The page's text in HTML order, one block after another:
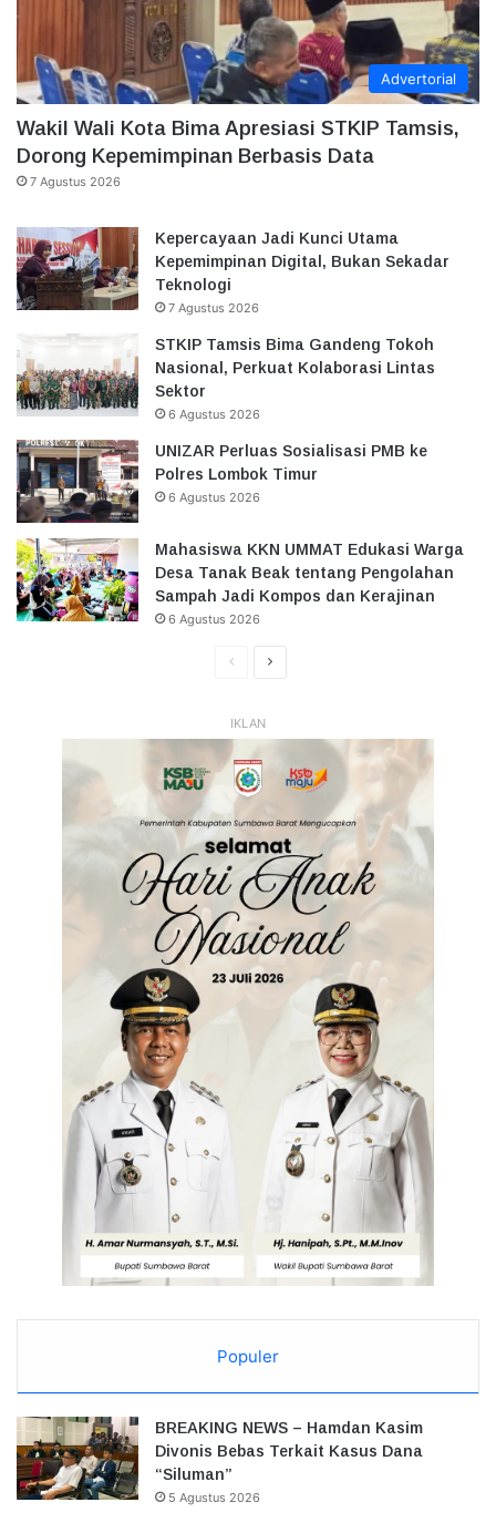
Advertorial
Wakil Wali Kota Bima Apresiasi STKIP Tamsis,
Dorong Kepemimpinan Berbasis Data
7 Agustus 2026
Kepercayaan Jadi Kunci Utama
Kepemimpinan Digital, Bukan Sekadar
Teknologi
7 Agustus 2026
STKIP Tamsis Bima Gandeng Tokoh
Nasional, Perkuat Kolaborasi Lintas
Sektor
6 Agustus 2026
UNIZAR Perluas Sosialisasi PMB ke
Polres Lombok Timur
6 Agustus 2026
Mahasiswa KKN UMMAT Edukasi Warga
Desa Tanak Beak tentang Pengolahan
Sampah Jadi Kompos dan Kerajinan
6 Agustus 2026
HalamanHalaman
IKLAN
Populer
BREAKING NEWS – Hamdan Kasim
Divonis Bebas Terkait Kasus Dana
“Siluman”
5 Agustus 2026